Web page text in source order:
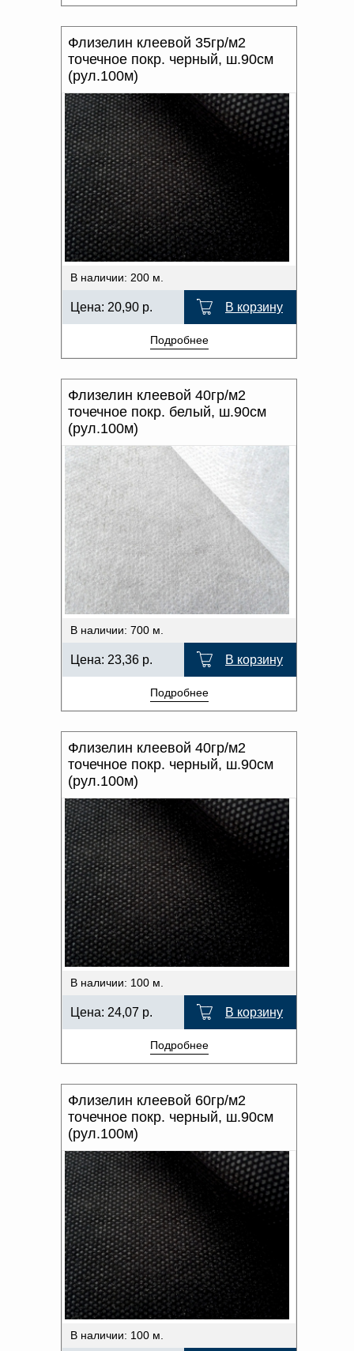
Флизелин клеевой 35гр/м2
точечное покр. черный, ш.90см
(рул.100м)
В наличии: 200 м.
Цена: 20,90 р. В корзину
Подробнее
Флизелин клеевой 40гр/м2
точечное покр. белый, ш.90см
(рул.100м)
В наличии: 700 м.
Цена: 23,36 р. В корзину
Подробнее
Флизелин клеевой 40гр/м2
точечное покр. черный, ш.90см
(рул.100м)
В наличии: 100 м.
Цена: 24,07 р. В корзину
Подробнее
Флизелин клеевой 60гр/м2
точечное покр. черный, ш.90см
(рул.100м)
В наличии: 100 м.